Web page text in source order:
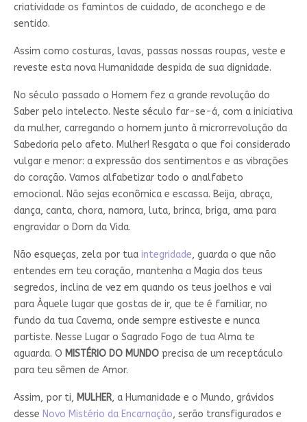
criatividade os famintos de cuidado, de aconchego e de
sentido.
Assim como costuras, lavas, passas nossas roupas, veste e
reveste esta nova Humanidade despida de sua dignidade.
No século passado o Homem fez a grande revolução do
Saber pelo intelecto. Neste século far-se-á, com a iniciativa
da mulher, carregando o homem junto à microrrevolução da
Sabedoria pelo afeto. Mulher! Resgata o que foi considerado
vulgar e menor: a expressão dos sentimentos e as vibrações
do coração. Vamos alfabetizar todo o analfabeto
emocional. Não sejas econômica e escassa. Beija, abraça,
dança, canta, chora, namora, luta, brinca, briga, ama para
engravidar o Dom da Vida.
Não esqueças, zela por tua integridade, guarda o que não
entendes em teu coração, mantenha a Magia dos teus
segredos, inclina de vez em quando os teus joelhos e vai
para Àquele lugar que gostas de ir, que te é familiar, no
fundo da tua Caverna, onde sempre estiveste e nunca
partiste. Nesse Lugar o Sagrado Fogo de tua Alma te
aguarda. O MISTÉRIO DO MUNDOprecisa de um receptáculo
para teu sêmen de Amor.
Assim, por ti, MULHER, a Humanidade e o Mundo, grávidos
desse Novo Mistério da Encarnação, serão transfigurados e